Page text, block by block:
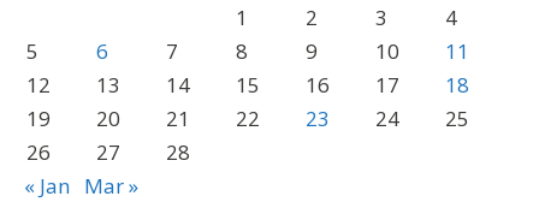
1
2 3
4
5
6 7 8 9 10
11
12
13 14 15 16 17
18
19
20 21 22 23 24
25
26
27
28
« Jan Mar »